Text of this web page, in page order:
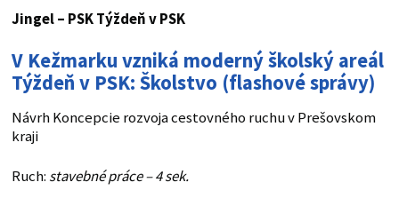
Jingel – PSK Týždeň v PSK
V Kežmarku vzniká moderný školský areál
Týždeň v PSK: Školstvo (flashové správy)
Návrh Koncepcie rozvoja cestovného ruchu v Prešovskom
kraji
Ruch: stavebné práce – 4 sek.